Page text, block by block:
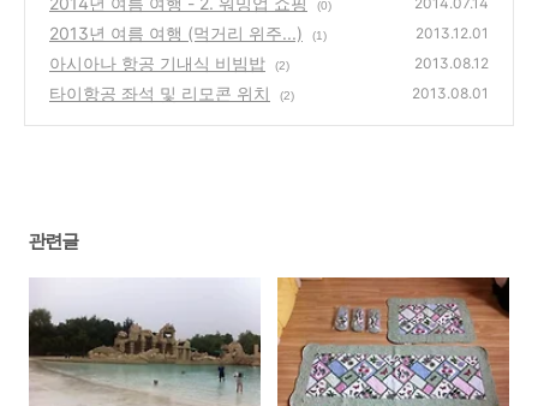
(0)
2013년 여름 여행 (먹거리 위주...) (1) 2013.12.01
아시아나 항공 기내식 비빔밥 (2) 2013.08.12
타이항공 좌석 및 리모콘 위치 (2) 2013.08.01
관련글